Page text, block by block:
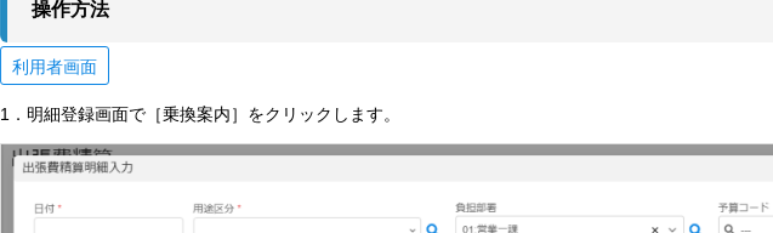
操作方法
利用者画面
1．明細登録画面で［乗換案内］をクリックします。